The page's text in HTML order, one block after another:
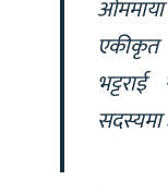
एकीकृत
सदस्यमा